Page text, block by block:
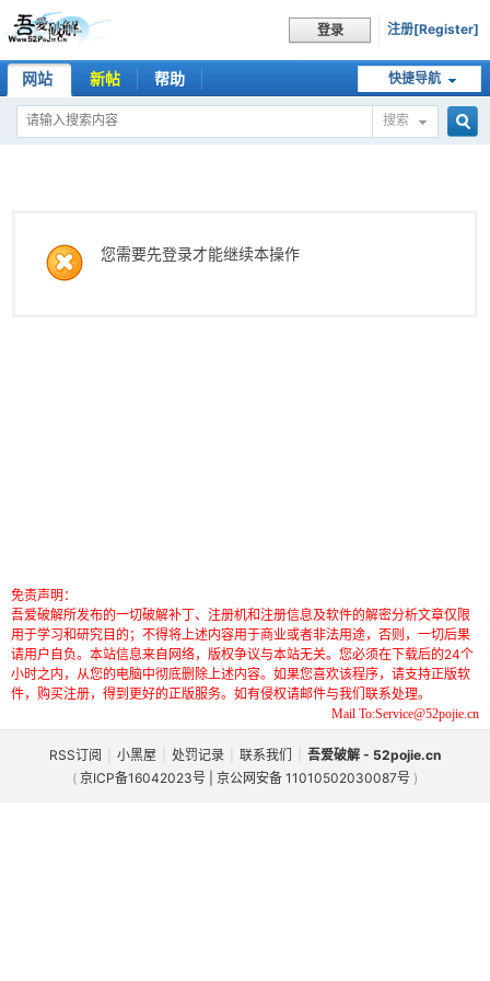
登录 注册[Register]
快捷导航
网站 新帖 帮助
搜索
您需要先登录才能继续本操作
免责声明：
吾爱破解所发布的一切破解补丁、注册机和注册信息及软件的解密分析文章仅限
用于学习和研究目的；不得将上述内容用于商业或者非法用途，否则，一切后果
请用户自负。本站信息来自网络，版权争议与本站无关。您必须在下载后的24个
小时之内，从您的电脑中彻底删除上述内容。如果您喜欢该程序，请支持正版软
件，购买注册，得到更好的正版服务。如有侵权请邮件与我们联系处理。
Mail To:Service@52pojie.cn
RSS订阅 小黑屋 处罚记录 联系我们
吾爱破解 - 52pojie.cn
( 京ICP备16042023号 | 京公网安备 11010502030087号 )